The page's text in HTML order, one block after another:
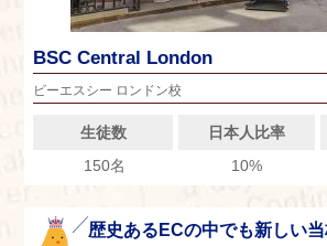
BSC Central London
ビーエスシー ロンドン校
生徒数 日本人比率
150名
10%
歴史あるECの中でも新しい